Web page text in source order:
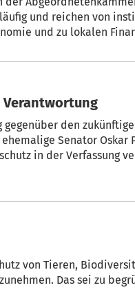
und reichen von
und zu lokalen
Verantwortung
gegenüber den
Senator Oskar
in der Verfassung
von Tieren,
Das sei zu